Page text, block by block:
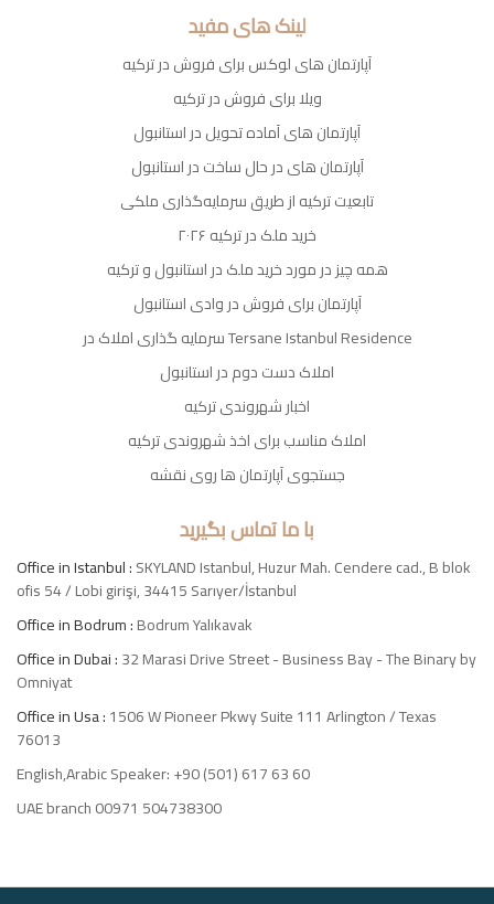
لینک های مفید
آپارتمان های لوکس برای فروش در ترکیه
ویلا برای فروش در ترکیه
آپارتمان های آماده تحویل در استانبول
آپارتمان های در حال ساخت در استانبول
تابعیت ترکیه از طریق سرمایه‌گذاری ملکی
خرید ملک در ترکیه ۲۰۲۶
همه چیز در مورد خرید ملک در استانبول و ترکیه
آپارتمان برای فروش در وادی استانبول
سرمایه گذاری املاک در Tersane Istanbul Residence
املاک دست دوم در استانبول
اخبار شهروندی ترکیه
املاک مناسب برای اخذ شهروندی ترکیه
جستجوی آپارتمان ها روی نقشه
با ما تماس بگیرید
Office in Istanbul :SKYLAND Istanbul, Huzur Mah. Cendere cad., B blok
ofis 54 / Lobi girişi, 34415 Sarıyer/İstanbul
Office in Bodrum :Bodrum Yalıkavak
Office in Dubai :32 Marasi Drive Street - Business Bay - The Binary by
Omniyat
Office in Usa :1506 W Pioneer Pkwy Suite 111 Arlington / Texas
76013
English,Arabic Speaker: +90 (501) 617 63 60
UAE branch 00971 504738300